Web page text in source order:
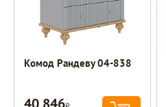
Комод Рандеву 04-838
40 846Р